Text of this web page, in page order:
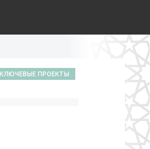
КЛЮЧЕВЫЕ ПРОЕКТЫ